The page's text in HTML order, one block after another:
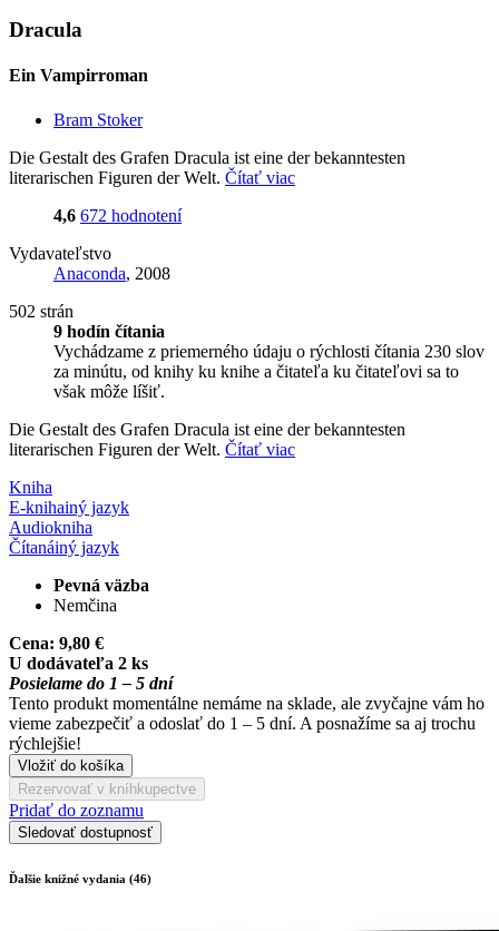
Dracula
Ein Vampirroman
Bram Stoker
Die Gestalt des Grafen Dracula ist eine der bekanntesten
literarischen Figuren der Welt. Čítať viac
4,6 672 hodnotení
Vydavateľstvo
Anaconda, 2008
502 strán
9 hodín čítania
Vychádzame z priemerného údaju o rýchlosti čítania 230 slov
za minútu, od knihy ku knihe a čitateľa ku čitateľovi sa to
však môže líšiť.
Die Gestalt des Grafen Dracula ist eine der bekanntesten
literarischen Figuren der Welt. Čítať viac
Kniha
E-knihainý jazyk
Audiokniha
Čítanáiný jazyk
Pevná väzba
Nemčina
Cena: 9,80 €
U dodávateľa 2 ks
Posielame do 1 – 5 dní
Tento produkt momentálne nemáme na sklade, ale zvyčajne vám ho
vieme zabezpečiť a odoslať do 1 – 5 dní. A posnažíme sa aj trochu
rýchlejšie!
Vložiť do košíka
Rezervovať v kníhkupectve
Pridať do zoznamu
Sledovať dostupnosť
Ďalšie knižné vydania (46)